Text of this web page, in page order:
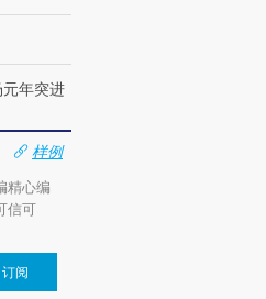
元年突进
样例
精心编
信可
订阅